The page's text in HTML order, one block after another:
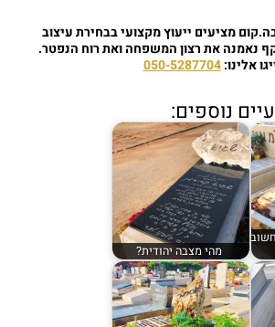
מציעים ייעוץ מקצועי בבחירת עיצוב
נאמנה את רצון המשפחה ואת רוח הנפטר.
אלינו:050-5287704
נוספים:
מהי מצבה יהודית?